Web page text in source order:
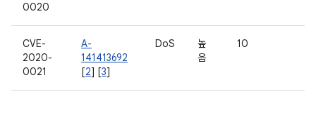
0020
CVE-
2020-
0021
A-
141413692
[2] [3]
DoS
높
음
10